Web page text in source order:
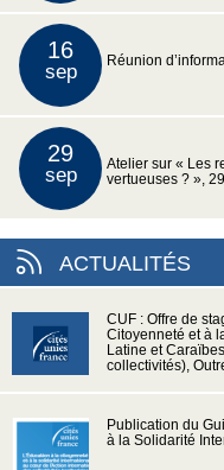
16
sep Réunion
29
sep
Atelier sur « Les
vertueuses ? »,
ACTUALITÉS
CUF : Offre de
Citoyenneté et à
Latine et
collectivités),
Publication du
à la Solidarité